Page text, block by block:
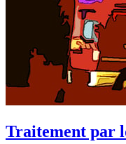
Traitement par